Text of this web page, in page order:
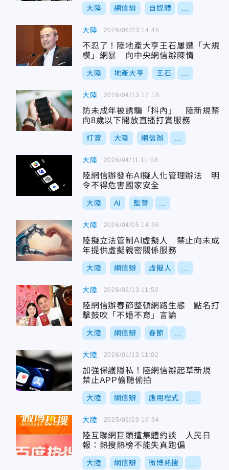
大陸 網信辦 自媒體
大陸
不忍了！陸地產大亨王石屢遭「大規
模」網暴 向中央網信辦陳情
大陸 地產大亨 王石
2026/06/23 14:45
大陸
防未成年被誘騙「抖內」 陸新規禁
向8歲以下開放直播打賞服務
打賞 大陸 網信辦
2026/04/13 17:18
大陸
陸網信辦發布AI擬人化管理辦法 明
令不得危害國家安全
大陸 AI 監管
2026/04/11 11:08
大陸
陸擬立法管制AI虛擬人 禁止向未成
年提供虛擬親密關係服務
大陸 網信辦 虛擬人
2026/04/05 14:36
大陸
陸網信辦春節整頓網路生態 點名打
擊鼓吹「不婚不育」言論
大陸 網信辦 春節
2026/02/13 11:52
大陸
加強保護隱私！陸網信辦起草新規
禁止APP偷聽偷拍
大陸 網信辦 應用程式
2026/01/13 11:02
大陸
陸互聯網巨頭遭集體約談 人民日
報：熱搜熱榜不能失真跑偏
大陸 網信辦 微博熱搜
2025/09/29 16:34